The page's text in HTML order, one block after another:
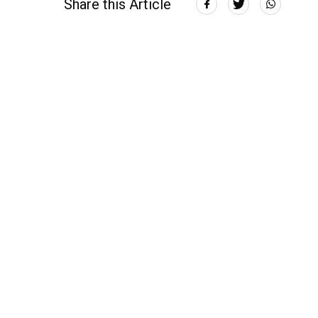
Share this Article